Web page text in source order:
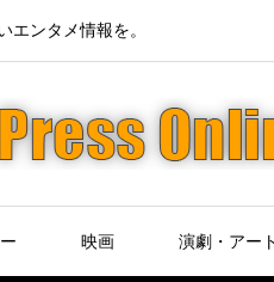
エンタメ情報を。
映画 演劇・アー